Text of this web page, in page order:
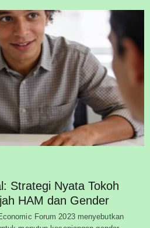
Strategi Nyata Tokoh
HAM dan Gender
Forum 2023 menyebutkan